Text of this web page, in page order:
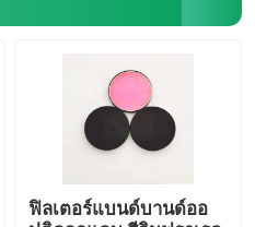
ฟิลเตอร์แบนด์บานด์ออ